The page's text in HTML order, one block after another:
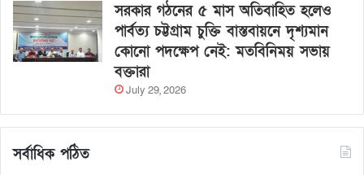
সরকার গঠনের ৫ মাস অতিবাহিত হলেও
পার্বত্য চট্টগ্রাম চুক্তি বাস্তবায়নে দৃশ্যমান
কোনো পদক্ষেপ নেই: মতবিনিময় সভায়
বক্তারা
July 29, 2026
সর্বাধিক পঠিত